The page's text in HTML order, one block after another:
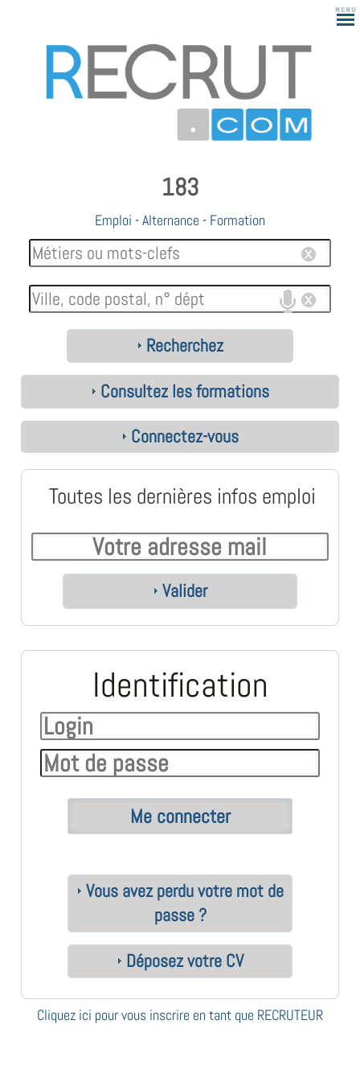
183
Emploi -Alternance - Formation
Recherchez
Consultez les formations
Connectez-vous
Toutes les dernières infos emploi
Valider
Identification
Vous avez perdu votre mot de
passe ?
Déposez votre CV
Cliquez ici pour vous inscrire en tant que RECRUTEUR